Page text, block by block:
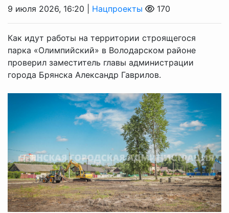
9 июля 2026, 16:20 | Нацпроекты 170
Как идут работы на территории строящегося
парка «Олимпийский» в Володарском районе
проверил заместитель главы администрации
города Брянска Александр Гаврилов.